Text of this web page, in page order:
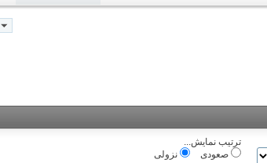
ترتیب نمایش...
صعودی
نزولی